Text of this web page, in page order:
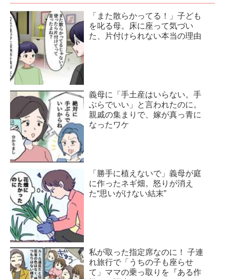
「また散らかってる！」子ども
を叱る母。床に座って気づい
た、片付けられない本当の理由
義母に「手土産はいらない。手
ぶらでいい」と言われたのに。
親戚の集まりで、嫁が真っ青に
なったワケ
「勝手に植えないで」義母が庭
に作ったネギ畑。怒りが消え
た“思いがけない結末”
私が取った指定席なのに！ 子連
れ旅行で「うちの子も座らせ
て」ママの乗っ取りを『ある作